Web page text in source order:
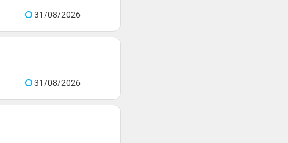
31/08/2026
31/08/2026